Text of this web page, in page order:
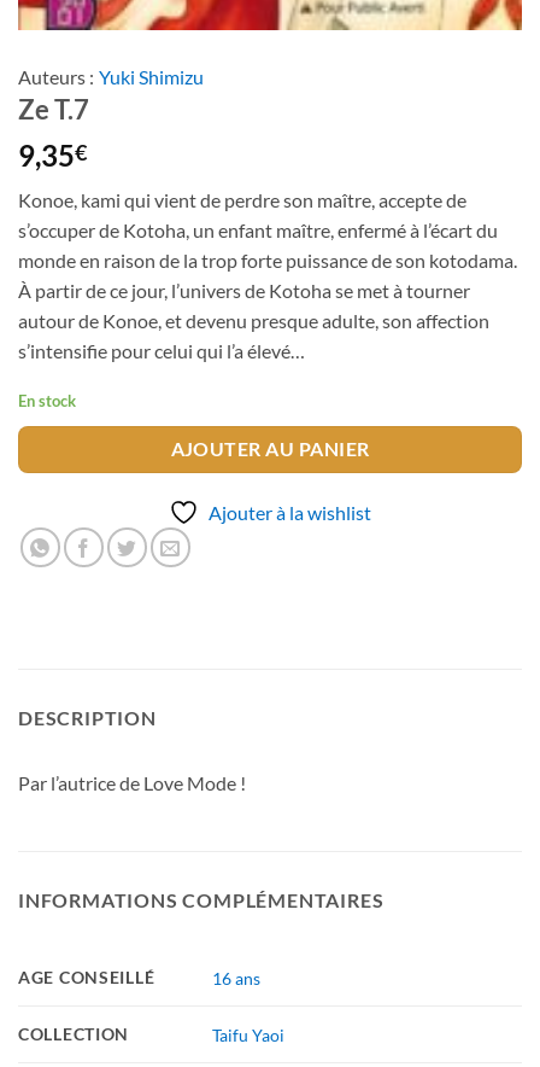
Auteurs : Yuki Shimizu
Ze T.7
9,35€
Konoe, kami qui vient de perdre son maître, accepte de
s’occuper de Kotoha, un enfant maître, enfermé à l’écart du
monde en raison de la trop forte puissance de son kotodama.
À partir de ce jour, l’univers de Kotoha se met à tourner
autour de Konoe, et devenu presque adulte, son affection
s’intensifie pour celui qui l’a élevé…
En stock
AJOUTER AU PANIER
Ajouter à la wishlist
DESCRIPTION
Par l’autrice de Love Mode !
INFORMATIONS COMPLÉMENTAIRES
AGE CONSEILLÉ 16 ans
COLLECTION Taifu Yaoi